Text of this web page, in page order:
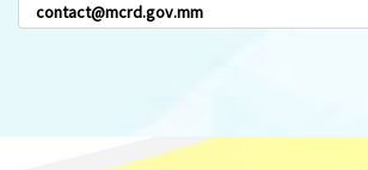
contact@mcrd.gov.mm